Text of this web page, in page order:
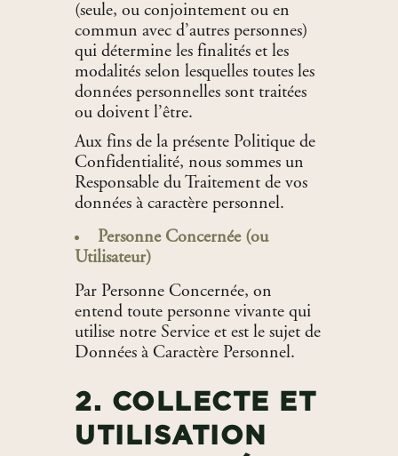
(seule, ou conjointement ou en
commun avec d’autres personnes)
qui détermine les finalités et les
modalités selon lesquelles toutes les
données personnelles sont traitées
ou doivent l’être.
Aux fins de la présente Politique de
Confidentialité, nous sommes un
Responsable du Traitement de vos
données à caractère personnel.
Personne Concernée (ou
Utilisateur)
Par Personne Concernée, on
entend toute personne vivante qui
utilise notre Service et est le sujet de
Données à Caractère Personnel.
2. COLLECTE ET
UTILISATION